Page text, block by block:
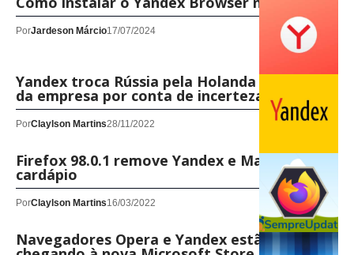
PorJardeson Márcio17/07/2024
Yandex troca Rússia pela Holanda como sede
da empresa por conta de incertezas políticas
PorClaylson Martins28/11/2022
Firefox 98.0.1 remove Yandex e Mail.ru do
cardápio
PorClaylson Martins16/03/2022
Navegadores Opera e Yandex estão